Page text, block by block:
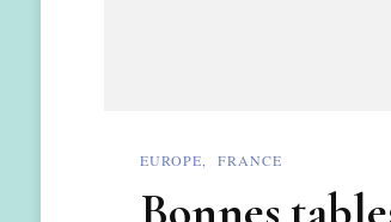
EUROPE FRANCE